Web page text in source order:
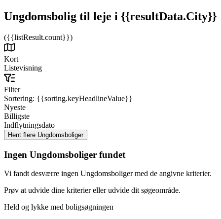
Ungdomsbolig til leje i {{resultData.City}}
({{listResult.count}})
Kort
Listevisning
Filter
Sortering: {{sorting.keyHeadlineValue}}
Nyeste
Billigste
Indflytningsdato
Ingen Ungdomsboliger fundet
Vi fandt desværre ingen Ungdomsboliger med de angivne kriterier.
Prøv at udvide dine kriterier eller udvide dit søgeområde.
Held og lykke med boligsøgningen